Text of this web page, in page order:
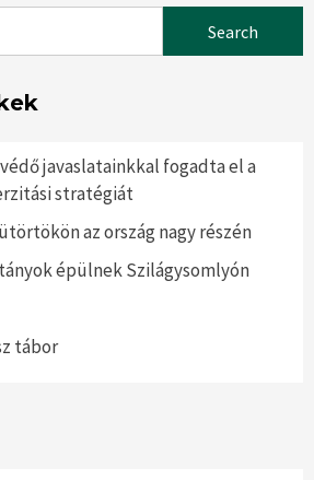
javaslatainkkal fogadta el a
stratégiát
az ország nagy részén
épülnek Szilágysomlyón
tábor